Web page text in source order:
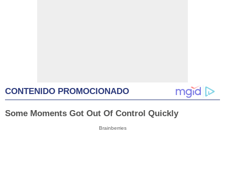
CONTENIDO PROMOCIONADO
Some Moments Got Out Of Control Quickly
Brainberries